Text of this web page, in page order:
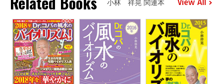
小林 祥晃 関連本 View All